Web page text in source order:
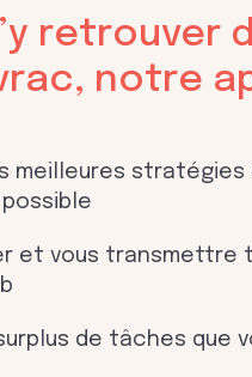
retrouver
notre
meilleures
et vous transmettre
de tâches